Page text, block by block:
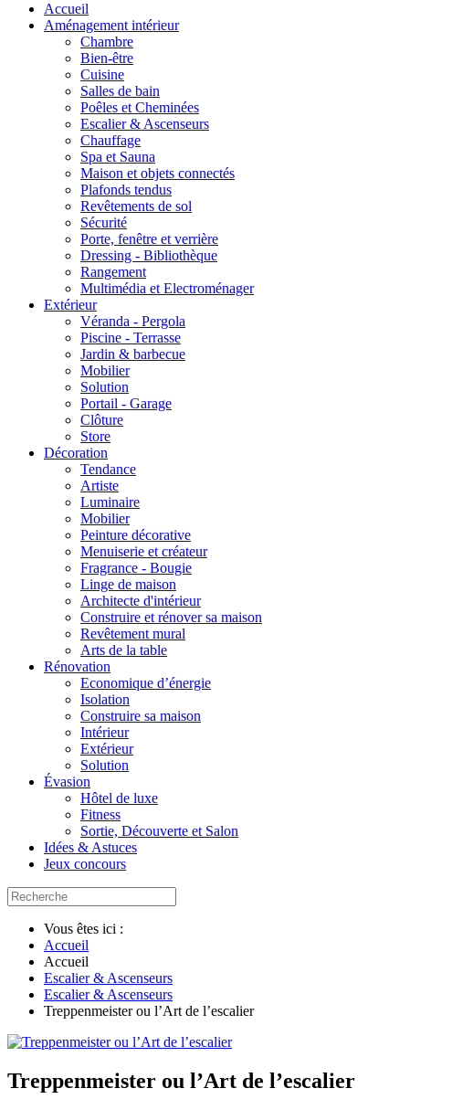
Accueil
Aménagement intérieur
Chambre
Bien-être
Cuisine
Salles de bain
Poêles et Cheminées
Escalier & Ascenseurs
Chauffage
Spa et Sauna
Maison et objets connectés
Plafonds tendus
Revêtements de sol
Sécurité
Porte, fenêtre et verrière
Dressing - Bibliothèque
Rangement
Multimédia et Electroménager
Extérieur
Véranda - Pergola
Piscine - Terrasse
Jardin & barbecue
Mobilier
Solution
Portail - Garage
Clôture
Store
Décoration
Tendance
Artiste
Luminaire
Mobilier
Peinture décorative
Menuiserie et créateur
Fragrance - Bougie
Linge de maison
Architecte d'intérieur
Construire et rénover sa maison
Revêtement mural
Arts de la table
Rénovation
Economique d’énergie
Isolation
Construire sa maison
Intérieur
Extérieur
Solution
Évasion
Hôtel de luxe
Fitness
Sortie, Découverte et Salon
Idées & Astuces
Jeux concours
Vous êtes ici :
Accueil
Accueil
Escalier & Ascenseurs
Escalier & Ascenseurs
Treppenmeister ou l’Art de l’escalier
Treppenmeister ou l’Art de l’escalier